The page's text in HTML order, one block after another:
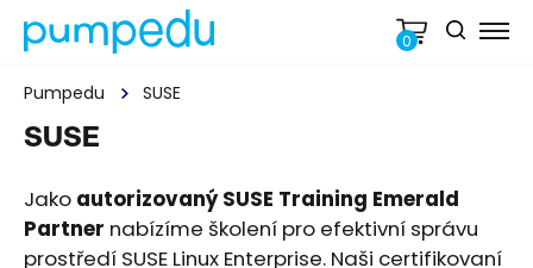
0
Pumpedu SUSE
SUSE
Jako autorizovaný SUSE Training Emerald
Partner nabízíme školení pro efektivní správu
prostředí SUSE Linux Enterprise. Naši certifikovaní